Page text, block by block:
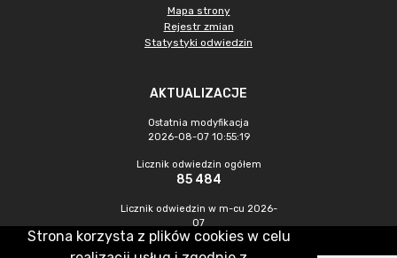
Mapa strony
Rejestr zmian
Statystyki odwiedzin
AKTUALIZACJE
Ostatnia modyfikacja
2026-08-07 10:55:19
Licznik odwiedzin ogółem
85 484
Licznik odwiedzin w m-cu 2026-
07
251
Strona korzysta z plików cookies w celu